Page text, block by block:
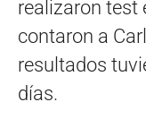
realizaron test
contaron a
resultados
días.